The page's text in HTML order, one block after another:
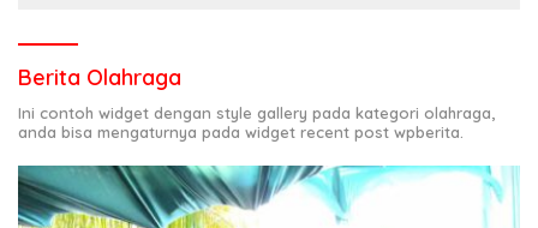
Berita Olahraga
Ini contoh widget dengan style gallery pada kategori olahraga,
anda bisa mengaturnya pada widget recent post wpberita.